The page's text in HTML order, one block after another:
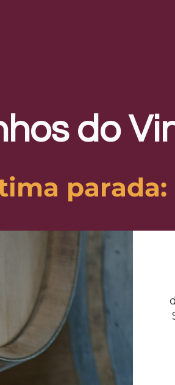
do
parada: